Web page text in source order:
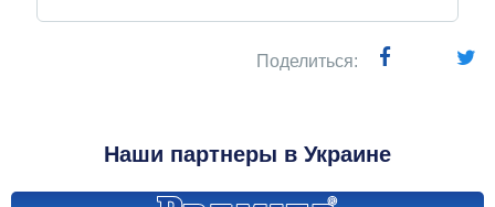
Поделиться:
Наши партнеры в Украине